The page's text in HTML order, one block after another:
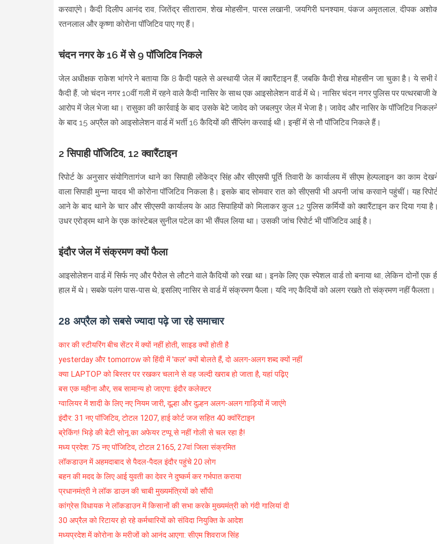
करवाएंगे। कैदी दिलीप आनंद राव, जितेंद्र सीताराम, शेख मोहसीन, पारस लखानी, जयगिरी घनश्याम, पंकज अमृतलाल, दीपक
रतनलाल और कृष्णा कोरोना पॉजिटिव पाए गए हैं।
चंदन नगर के 16 में से 9 पॉजिटिव निकले
जेल अधीक्षक राकेश भांगरे ने बताया कि 8 कैदी पहले से अस्थायी जेल में क्वारैंटाइन हैं, जबकि कैदी शेख मोहसीन जा चुका है। ये सभी
कैदी हैं, जो चंदन नगर 10वीं गली में रहने वाले कैदी नासिर के साथ एक आइसोलेशन वार्ड में थे। नासिर चंदन नगर पुलिस पर पत्थरबाजी
आरोप में जेल भेजा था। रासुका की कार्रवाई के बाद उसके बेटे जावेद को जबलपुर जेल में भेजा है। जावेद और नासिर के पॉजिटिव
के बाद 15 अप्रैल को आइसोलेशन वार्ड में भर्ती 16 कैदियों की सैंप्लिंग करवाई थी। इन्हीं में से नौ पॉजिटिव निकले हैं।
2 सिपाही पॉजिटिव, 12 क्वारैंटाइन
रिपोर्ट के अनुसार संयोगितागंज थाने का सिपाही लोंकेद्र सिंह और सीएसपी पूर्ति तिवारी के कार्यालय में सीएम हेल्पलाइन का काम
वाला सिपाही मुन्ना यादव भी कोरोना पॉजिटिव निकला है। इसके बाद सोमवार रात को सीएसपी भी अपनी जांच करवाने पहुंचीं। यह
आने के बाद थाने के चार और सीएसपी कार्यालय के आठ सिपाहियों को मिलाकर कुल 12 पुलिस कर्मियों को क्वारैंटाइन कर दिया गया
उधर एरोड्रम थाने के एक कांस्टेबल सुनील पटेल का भी सैंपल लिया था। उसकी जांच रिपोर्ट भी पॉजिटिव आई है।
इंदौर जेल में संक्रमण क्यों फैला
आइसोलेशन वार्ड में सिर्फ नए और पैरोल से लौटने वाले कैदियों को रखा था। इनके लिए एक स्पेशल वार्ड तो बनाया था, लेकिन दोनों एक
हाल में थे। सबके पलंग पास-पास थे, इसलिए नासिर से वार्ड में संक्रमण फैला। यदि नए कैदियों को अलग रखते तो संक्रमण नहीं फैलता।
28 अप्रैल को सबसे ज्यादा पढ़े जा रहे समाचार
कार की स्टीयरिंग बीच सेंटर में क्यों नहीं होती, साइड क्यों होती है
yesterday और tomorrow को हिंदी में 'कल' क्यों बोलते हैं, दो अलग-अलग शब्द क्यों नहीं
क्या LAPTOP को बिस्तर पर रखकर चलाने से वह जल्दी खराब हो जाता है, यहां पढ़िए
बस एक महीना और, सब सामान्य हो जाएगा: इंदौर कलेक्टर
ग्वालियर में शादी के लिए नए नियम जारी, दूल्हा और दुल्हन अलग-अलग गाड़ियों में जाएंगे
इंदौर: 31 नए पॉजिटिव, टोटल 1207, हाई कोर्ट जज सहित 40 क्वॉरेंटाइन
ब्रेकिंग! भिड़े की बेटी सोनू का अफेयर टप्पू से नहीं गोली से चल रहा है!
मध्य प्रदेश: 75 नए पॉजिटिव, टोटल 2165, 27वां जिला संक्रमित
लॉकडाउन में अहमदाबाद से पैदल-पैदल इंदौर पहुंचे 20 लोग
बहन की मदद के लिए आई युवती का देवर ने दुष्कर्म कर गर्भपात कराया
प्रधानमंत्री ने लॉक डाउन की चाबी मुख्यमंत्रियों को सौंपी
कांग्रेस विधायक ने लॉकडाउन में किसानों की सभा करके मुख्यमंत्री को गंदी गालियां दी
30 अप्रैल को रिटायर हो रहे कर्मचारियों को संविदा नियुक्ति के आदेश
मध्यप्रदेश में कोरोना के मरीजों को आनंद आएगा: सीएम शिवराज सिंह